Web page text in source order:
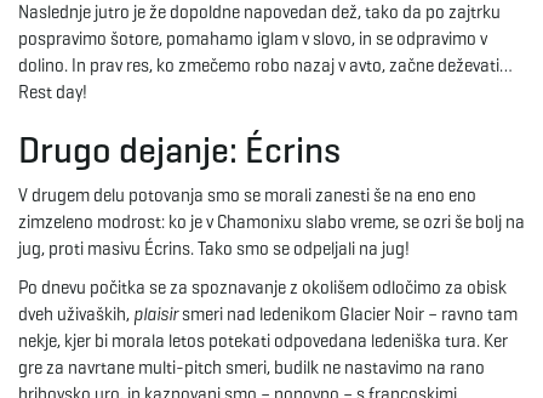
Naslednje jutro je že dopoldne napovedan dež, tako da po zajtrku
pospravimo šotore, pomahamo iglam v slovo, in se odpravimo v
dolino. In prav res, ko zmečemo robo nazaj v avto, začne deževati…
Rest day!
Drugo dejanje: Écrins
V drugem delu potovanja smo se morali zanesti še na eno eno
zimzeleno modrost: ko je v Chamonixu slabo vreme, se ozri še bolj na
jug, proti masivu Écrins. Tako smo se odpeljali na jug!
Po dnevu počitka se za spoznavanje z okolišem odločimo za obisk
dveh uživaških, plaisirsmeri nad ledenikom Glacier Noir – ravno tam
nekje, kjer bi morala letos potekati odpovedana ledeniška tura. Ker
gre za navrtane multi-pitch smeri, budilk ne nastavimo na rano